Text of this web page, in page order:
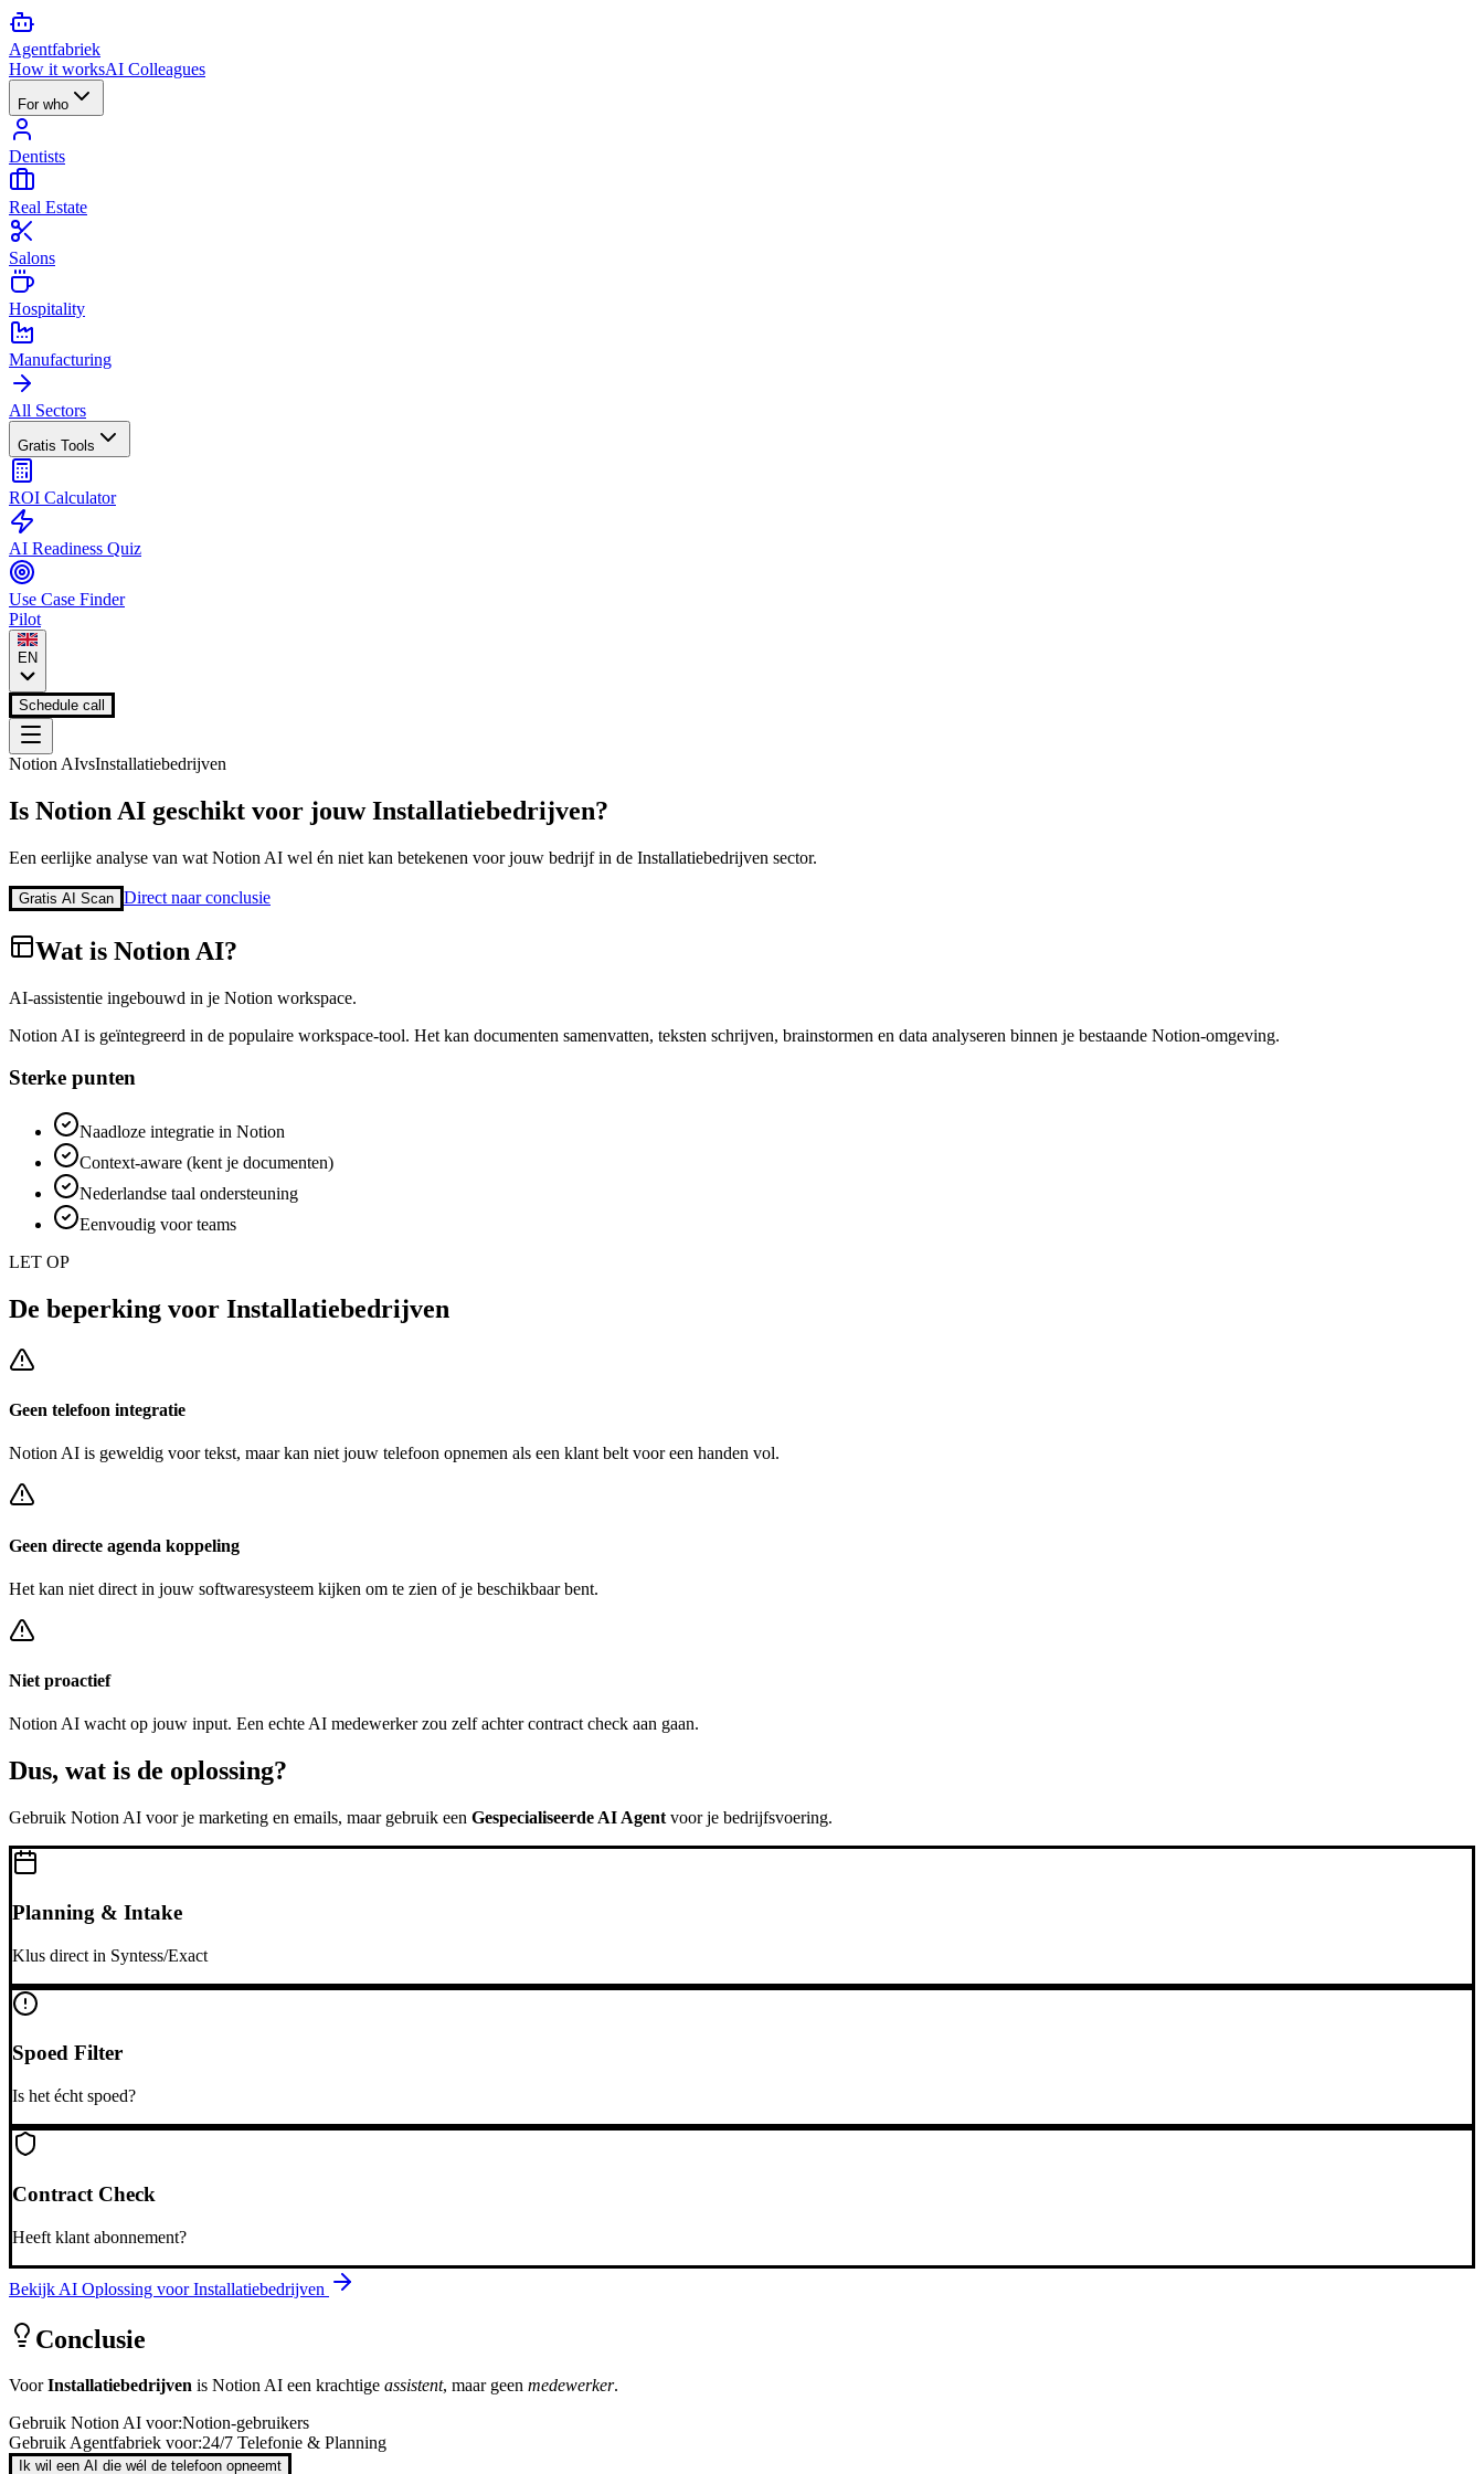
Agentfabriek
How it worksAI Colleagues
For who
Dentists
Real Estate
Salons
Hospitality
Manufacturing
All Sectors
Gratis Tools
ROI Calculator
AI Readiness Quiz
Use Case Finder
Pilot
EN
Schedule call
Notion AIvsInstallatiebedrijven
Is Notion AI geschikt voor jouwInstallatiebedrijven?
Een eerlijke analyse van wat Notion AI wel én niet kan betekenen voor jouw bedrijf in de Installatiebedrijven sector.
Gratis AI Scan Direct naar conclusie
Wat is Notion AI?
AI-assistentie ingebouwd in je Notion workspace.
Notion AI is geïntegreerd in de populaire workspace-tool. Het kan documenten samenvatten, teksten schrijven, brainstormen en data analyseren binnen je bestaande Notion-omgeving.
Sterke punten
Naadloze integratie in Notion
Context-aware (kent je documenten)
Nederlandse taal ondersteuning
Eenvoudig voor teams
LET OP
De beperking voor Installatiebedrijven
Geen telefoon integratie
Notion AI is geweldig voor tekst, maar kan niet jouw telefoon opnemen als een klant belt voor een handen vol.
Geen directe agenda koppeling
Het kan niet direct in jouw softwaresysteem kijken om te zien of je beschikbaar bent.
Niet proactief
Notion AI wacht op jouw input. Een echte AI medewerker zou zelf achtercontract check aan gaan.
Dus, wat is de oplossing?
Gebruik Notion AI voor je marketing en emails, maar gebruik een Gespecialiseerde AI Agent voor je bedrijfsvoering.
Planning & Intake
Klus direct in Syntess/Exact
Spoed Filter
Is het écht spoed?
Contract Check
Heeft klant abonnement?
Bekijk AI Oplossing voorInstallatiebedrijven
Conclusie
VoorInstallatiebedrijven is Notion AI een krachtige assistent, maar geen medewerker.
Gebruik Notion AI voor:Notion-gebruikers
Gebruik Agentfabriek voor:24/7 Telefonie & Planning
Ik wil een AI die wél de telefoon opneemt